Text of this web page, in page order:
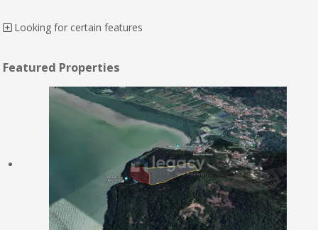
Looking for certain features
Featured Properties